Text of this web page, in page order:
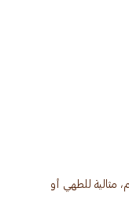
مثالية للطهي أو